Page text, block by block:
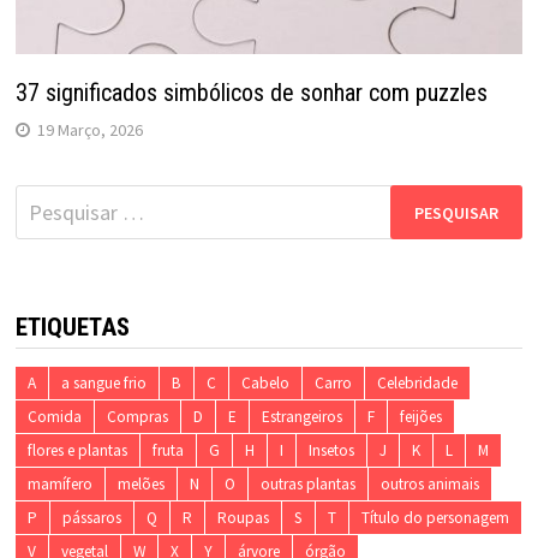
37 significados simbólicos de sonhar com puzzles
19 Março, 2026
Pesquisar
por:
ETIQUETAS
A a sangue frio B C Cabelo Carro
Celebridade
Comida
Compras D E Estrangeiros F
feijões
flores e plantas
fruta G H I Insetos J K L
M
mamífero
melões N O outras plantas
outros animais
P
pássaros Q R Roupas S T
Título do personagem
V
vegetal W X Y árvore órgão